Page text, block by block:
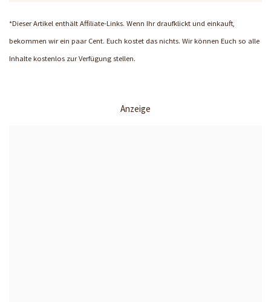
*Dieser Artikel enthält Affiliate-Links. Wenn Ihr draufklickt und einkauft,
bekommen wir ein paar Cent. Euch kostet das nichts. Wir können Euch so alle
Inhalte kostenlos zur Verfügung stellen.
Anzeige